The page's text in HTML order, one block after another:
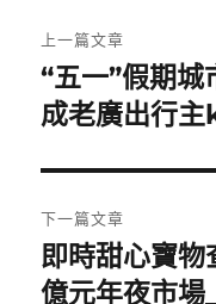
章
導
覽
上一篇文章
上
一
文
章:
“五一”假期
成老廣出行
下一篇文章
下
一
即時甜心寶物
億元年夜市場